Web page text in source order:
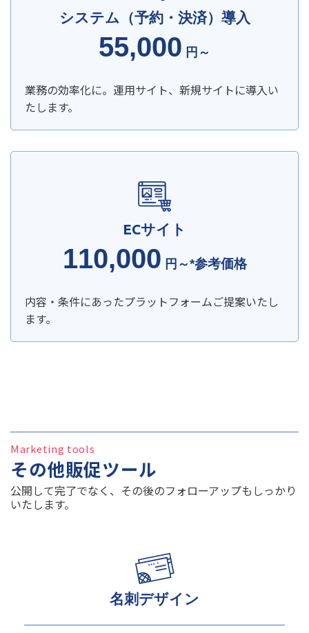
システム（予約・決済）導入
55,000 円～
業務の効率化に。運用サイト、新規サイトに導入い
たします。
ECサイト
110,000 円～*参考価格
内容・条件にあったプラットフォームご提案いたし
ます。
Marketing tools
その他販促ツール
公開して完了でなく、その後のフォローアップもしっかり
いたします。
名刺デザイン